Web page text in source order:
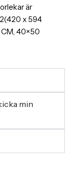
är
x 594
CM, 40×50
min